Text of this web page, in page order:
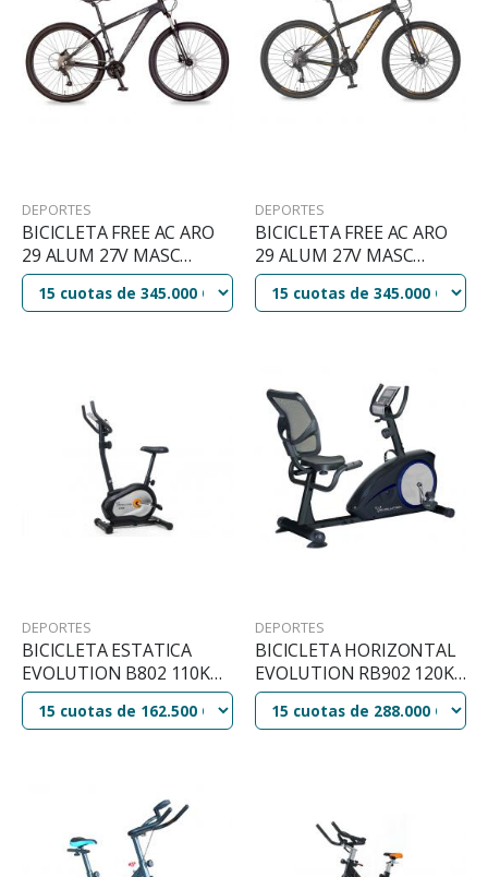
DEPORTES
BICICLETA FREE AC ARO
29 ALUM 27V MASC
FLEXUS 4.0 DISK BRAKE
GRAFITO/GRIS
DEPORTES
BICICLETA FREE AC ARO
29 ALUM 27V MASC
FLEXUS 4.0 DISK BRAKE
GRAFITO/NARANJA
DEPORTES
BICICLETA ESTATICA
EVOLUTION B802 110KG
DISCO 3KG
DEPORTES
BICICLETA HORIZONTAL
EVOLUTION RB902 120KG
DISCO 5KG